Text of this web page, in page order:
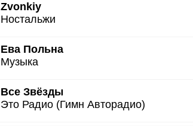
Zvonkiy
Ностальжи
Ева Польна
Музыка
Все Звёзды
Это Радио (Гимн Авторадио)